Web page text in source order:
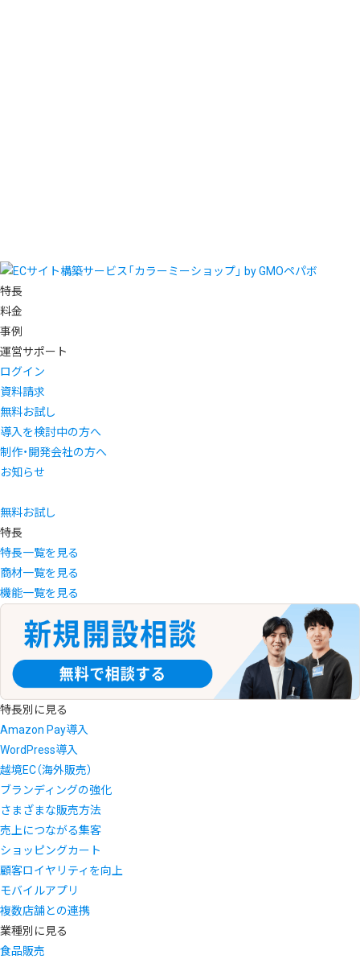
特長
料金
事例
運営サポート
ログイン
資料請求
無料お試し
導入を検討中の方へ
制作・開発会社の方へ
お知らせ
無料お試し
特長
特長一覧を見る
商材一覧を見る
機能一覧を見る
特長別に見る
Amazon Pay導入
WordPress導入
越境EC（海外販売）
ブランディングの強化
さまざまな販売方法
売上につながる集客
ショッピングカート
顧客ロイヤリティを向上
モバイルアプリ
複数店舗との連携
業種別に見る
食品販売